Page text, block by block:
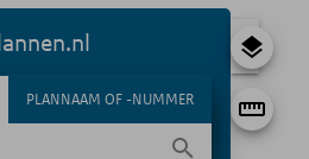
PLANNAAM OF -NUMMER